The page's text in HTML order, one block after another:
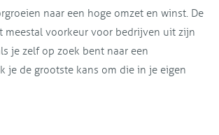
naar een hoge omzet en winst. De
meestal voorkeur voor bedrijven uit zijn
je zelf op zoek bent naar een
je de grootste kans om die in je eigen